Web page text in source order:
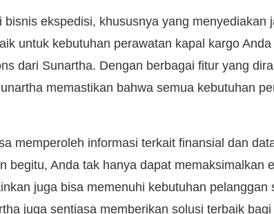
bisnis ekspedisi, khususnya yang menyediakan
untuk kebutuhan perawatan kapal kargo
dari Sunartha. Dengan berbagai fitur yang
memastikan bahwa semua kebutuhan
memperoleh informasi terkait finansial dan
begitu, Anda tak hanya dapat memaksimalkan
juga bisa memenuhi kebutuhan pelanggan
juga sentiasa memberikan solusi terbaik